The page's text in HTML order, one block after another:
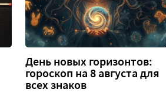
День новых горизонтов:
гороскоп на 8 августа для
всех знаков